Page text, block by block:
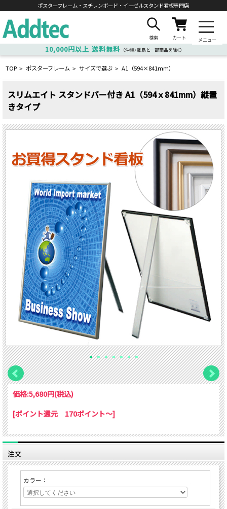
ポスターフレーム・スチレンボード・ イーゼルスタンド看板専門店
検索 カート メニュー
10,000円以上 送料無料 （沖縄・離島と一部商品を除く）
TOP > ポスターフレーム > サイズで選ぶ > A1（594×841ｍｍ）
スリムエイト スタンドバー付き A1（594ｘ841mm）縦置
きタイプ
価格:5,680円(税込)
[ポイント還元 170ポイント～]
注文
カラー：